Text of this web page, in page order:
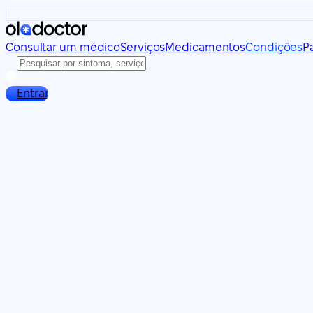
Consultar um médicoServiçosMedicamentosCondições
Entrar